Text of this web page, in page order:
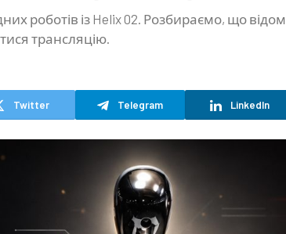
роботів із Helix 02. Розбираємо, що
трансляцію.
Twitter Telegram LinkedIn